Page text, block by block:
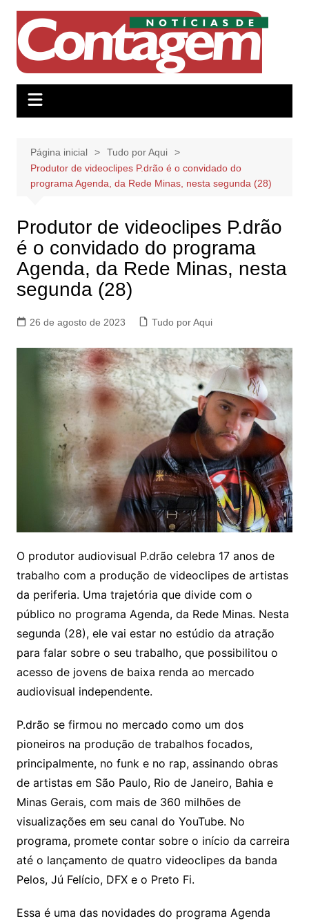
conteúdo
Página inicial
Tudo por Aqui
Produtor de videoclipes P.drão é o convidado do
programa Agenda, da Rede Minas, nesta segunda (28)
Produtor de videoclipes P.drão
é o convidado do programa
Agenda, da Rede Minas, nesta
segunda (28)
26 de agosto de 2023 Tudo por Aqui
O produtor audiovisual P.drão celebra 17 anos de
trabalho com a produção de videoclipes de artistas
da periferia. Uma trajetória que divide com o
público no programa Agenda, da Rede Minas. Nesta
segunda (28), ele vai estar no estúdio da atração
para falar sobre o seu trabalho, que possibilitou o
acesso de jovens de baixa renda ao mercado
audiovisual independente.
P.drão se firmou no mercado como um dos
pioneiros na produção de trabalhos focados,
principalmente, no funk e no rap, assinando obras
de artistas em São Paulo, Rio de Janeiro, Bahia e
Minas Gerais, com mais de 360 milhões de
visualizações em seu canal do YouTube. No
programa, promete contar sobre o início da carreira
até o lançamento de quatro videoclipes da banda
Pelos, Jú Felício, DFX e o Preto Fi.
Essa é uma das novidades do programa Agenda